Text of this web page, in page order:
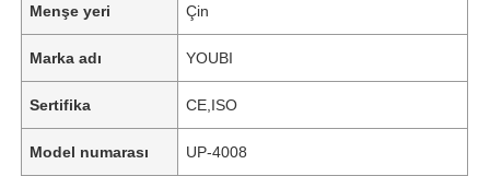
Menşe yeri Çin
Marka adı YOUBI
Sertifika CE,ISO
Model numarası UP-4008